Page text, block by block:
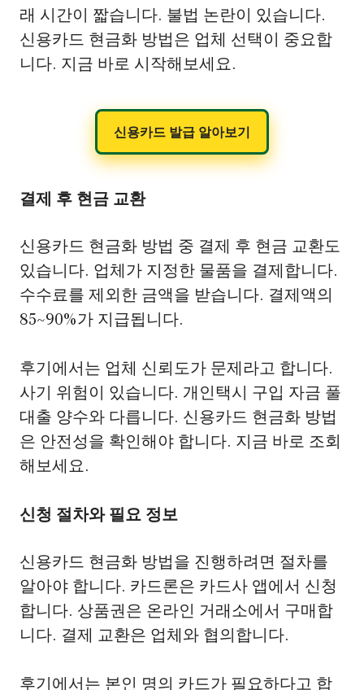
래 시간이 짧습니다. 불법 논란이 있습니다.
신용카드 현금화 방법은 업체 선택이 중요합
니다. 지금 바로 시작해보세요.
신용카드 발급 알아보기
결제 후 현금 교환
신용카드 현금화 방법 중 결제 후 현금 교환도
있습니다. 업체가 지정한 물품을 결제합니다.
수수료를 제외한 금액을 받습니다. 결제액의
85~90%가 지급됩니다.
후기에서는 업체 신뢰도가 문제라고 합니다.
사기 위험이 있습니다. 개인택시 구입 자금 풀
대출 양수와 다릅니다. 신용카드 현금화 방법
은 안전성을 확인해야 합니다. 지금 바로 조회
해보세요.
신청 절차와 필요 정보
신용카드 현금화 방법을 진행하려면 절차를
알아야 합니다. 카드론은 카드사 앱에서 신청
합니다. 상품권은 온라인 거래소에서 구매합
니다. 결제 교환은 업체와 협의합니다.
후기에서는 본인 명의 카드가 필요하다고 합